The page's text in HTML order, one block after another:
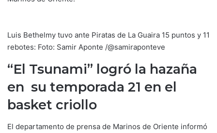
Luis Bethelmy tuvo ante Piratas de La Guaira 15 puntos y 11
rebotes: Foto: Samir Aponte /@samiraponteve
“El Tsunami” logró la hazaña
en su temporada 21 en el
basket criollo
El departamento de prensa de Marinos de Oriente informó